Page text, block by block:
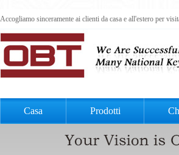
Accogliamo sinceramente ai clienti da casa e all'estero per
Casa Prodotti